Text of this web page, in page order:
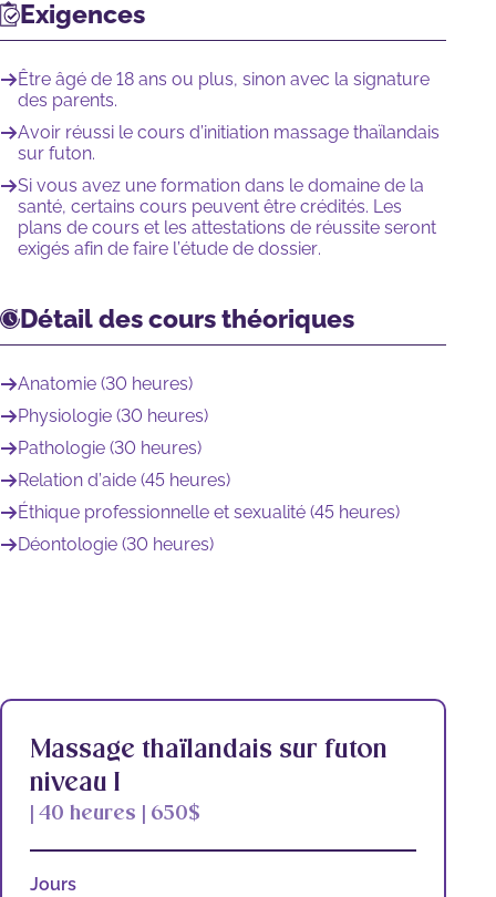
Exigences
Être âgé de 18 ans ou plus, sinon avec la signature
des parents.
Avoir réussi le cours d’initiation massage thaïlandais
sur futon.
Si vous avez une formation dans le domaine de la
santé, certains cours peuvent être crédités. Les
plans de cours et les attestations de réussite seront
exigés afin de faire l’étude de dossier.
Détail des cours théoriques
Anatomie (30 heures)
Physiologie (30 heures)
Pathologie (30 heures)
Relation d’aide (45 heures)
Éthique professionnelle et sexualité (45 heures)
Déontologie (30 heures)
Massage thaïlandais sur futon
niveau I
| 40 heures | 650$
Jours